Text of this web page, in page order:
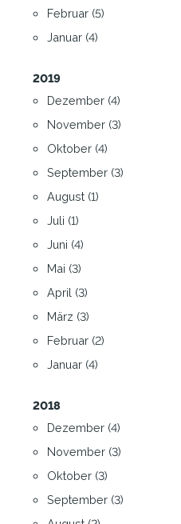
Februar (5)
Januar (4)
2019
Dezember (4)
November (3)
Oktober (4)
September (3)
August (1)
Juli (1)
Juni (4)
Mai (3)
April (3)
März (3)
Februar (2)
Januar (4)
2018
Dezember (4)
November (3)
Oktober (3)
September (3)